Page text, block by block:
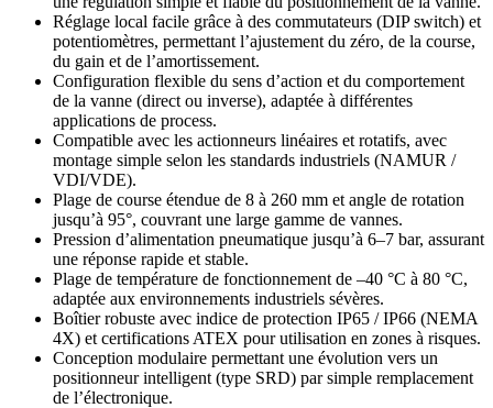
Réglage local facile grâce à des commutateurs (DIP switch) et
potentiomètres, permettant l’ajustement du zéro, de la course,
du gain et de l’amortissement.
Configuration flexible du sens d’action et du comportement
de la vanne (direct ou inverse), adaptée à différentes
applications de process.
Compatible avec les actionneurs linéaires et rotatifs, avec
montage simple selon les standards industriels (NAMUR /
VDI/VDE).
Plage de course étendue de 8 à 260 mm et angle de rotation
jusqu’à 95°, couvrant une large gamme de vannes.
Pression d’alimentation pneumatique jusqu’à 6–7 bar, assurant
une réponse rapide et stable.
Plage de température de fonctionnement de –40 °C à 80 °C,
adaptée aux environnements industriels sévères.
Boîtier robuste avec indice de protection IP65 / IP66 (NEMA
4X) et certifications ATEX pour utilisation en zones à risques.
Conception modulaire permettant une évolution vers un
positionneur intelligent (type SRD) par simple remplacement
de l’électronique.